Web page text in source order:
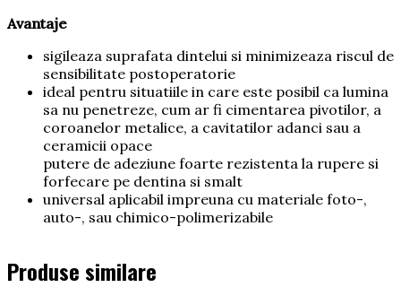
Avantaje
sigileaza suprafata dintelui si minimizeaza riscul de
sensibilitate postoperatorie
ideal pentru situatiile in care este posibil ca lumina
sa nu penetreze, cum ar fi cimentarea pivotilor, a
coroanelor metalice, a cavitatilor adanci sau a
ceramicii opace
putere de adeziune foarte rezistenta la rupere si
forfecare pe dentina si smalt
universal aplicabil impreuna cu materiale foto-,
auto-, sau chimico-polimerizabile
Produse similare